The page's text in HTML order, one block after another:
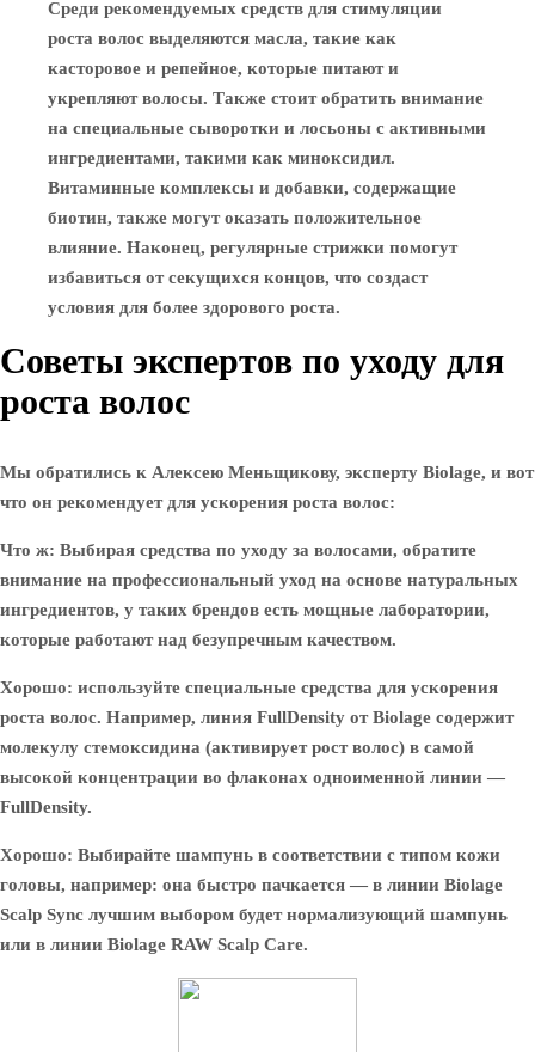
Среди рекомендуемых средств для стимуляции
роста волос выделяются масла, такие как
касторовое и репейное, которые питают и
укрепляют волосы. Также стоит обратить внимание
на специальные сыворотки и лосьоны с активными
ингредиентами, такими как миноксидил.
Витаминные комплексы и добавки, содержащие
биотин, также могут оказать положительное
влияние. Наконец, регулярные стрижки помогут
избавиться от секущихся концов, что создаст
условия для более здорового роста.
Советы экспертов по уходу для
роста волос
Мы обратились к Алексею Меньщикову, эксперту Biolage, и вот
что он рекомендует для ускорения роста волос:
Что ж: Выбирая средства по уходу за волосами, обратите
внимание на профессиональный уход на основе натуральных
ингредиентов, у таких брендов есть мощные лаборатории,
которые работают над безупречным качеством.
Хорошо: используйте специальные средства для ускорения
роста волос. Например, линия FullDensity от Biolage содержит
молекулу стемоксидина (активирует рост волос) в самой
высокой концентрации во флаконах одноименной линии —
FullDensity.
Хорошо: Выбирайте шампунь в соответствии с типом кожи
головы, например: она быстро пачкается — в линии Biolage
Scalp Sync лучшим выбором будет нормализующий шампунь
или в линии Biolage RAW Scalp Care.